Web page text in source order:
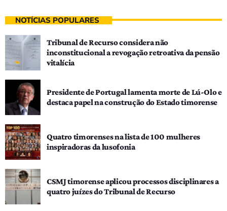
NOTÍCIAS POPULARES
Tribunal de Recurso considera não
inconstitucional a revogação retroativa da pensão
vitalícia
Presidente de Portugal lamenta morte de Lú-Olo e
destaca papel na construção do Estado timorense
Quatro timorenses na lista de 100 mulheres
inspiradoras da lusofonia
CSMJ timorense aplicou processos disciplinares a
quatro juízes do Tribunal de Recurso